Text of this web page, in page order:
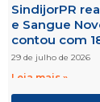
SindijorPR
e Sangue
contou com
29 de julho de 2026
Leia mais »